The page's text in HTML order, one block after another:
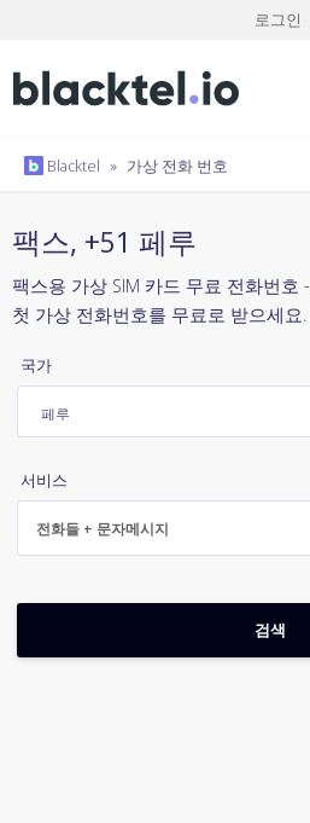
로그인
Blacktel » 가상 전화 번호
팩스, +51 페루
팩스용 가상 SIM 카드 무료 전화번호 -
첫 가상 전화번호를 무료로 받으세요.
국가
서비스
전화들 + 문자메시지